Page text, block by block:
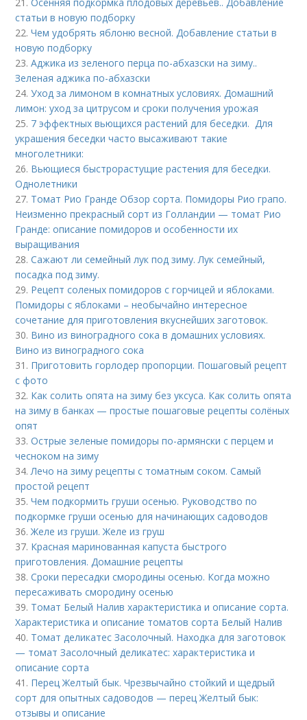
статьи в новую подборку
22.Чем удобрять яблоню весной. Добавление статьи в
новую подборку
23.Аджика из зеленого перца по-абхазски на зиму..
Зеленая аджика по-абхазски
24.Уход за лимоном в комнатных условиях. Домашний
лимон: уход за цитрусом и сроки получения урожая
25. 7 эффектных вьющихся растений для беседки. Для
украшения беседки часто высаживают такие
многолетники:
26. Вьющиеся быстрорастущие растения для беседки.
Однолетники
27. Томат Рио Гранде Обзор сорта. Помидоры Рио грапо.
Неизменно прекрасный сорт из Голландии — томат Рио
Гранде: описание помидоров и особенности их
выращивания
28.Сажают ли семейный лук под зиму. Лук семейный,
посадка под зиму.
29. Рецепт соленых помидоров с горчицей и яблоками.
Помидоры с яблоками – необычайно интересное
сочетание для приготовления вкуснейших заготовок.
30. Вино из виноградного сока в домашних условиях.
Вино из виноградного сока
31. Приготовить горлодер пропорции. Пошаговый рецепт
с фото
32. Как солить опята на зиму без уксуса. Как солить опята
на зиму в банках — простые пошаговые рецепты солёных
опят
33.Острые зеленые помидоры по-армянски с перцем и
чесноком на зиму
34.Лечо на зиму рецепты с томатным соком. Самый
простой рецепт
35.Чем подкормить груши осенью. Руководство по
подкормке груши осенью для начинающих садоводов
36.Желе из груши. Желе из груш
37. Красная маринованная капуста быстрого
приготовления. Домашние рецепты
38.Сроки пересадки смородины осенью. Когда можно
пересаживать смородину осенью
39. Томат Белый Налив характеристика и описание сорта.
Характеристика и описание томатов сорта Белый Налив
40. Томат деликатес Засолочный. Находка для заготовок
— томат Засолочный деликатес: характеристика и
описание сорта
41. Перец Желтый бык. Чрезвычайно стойкий и щедрый
сорт для опытных садоводов — перец Желтый бык:
отзывы и описание